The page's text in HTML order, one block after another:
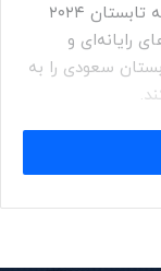
رقابت‌های جام‌جهانی ورزش‌های الکترونیک که تابستان ۲۰۲۴
رایانه‌ای و
سعودی را به
یک موسسه
این رویداد
در فضای